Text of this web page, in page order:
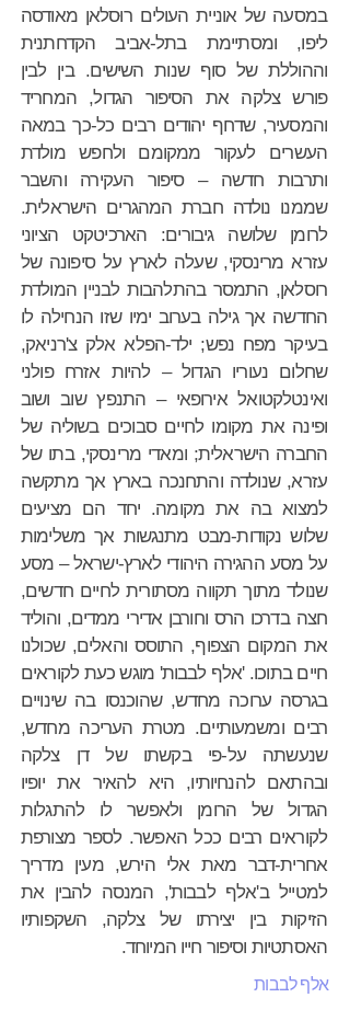
במסעה של אוניית העולים רוּסלאן מאודסה
ליפו, ומסתיימת בתל-אביב הקדחתנית
וההוללת של סוף שנות השישים. בין לבין
פורש צלקה את הסיפור הגדול, המחריד
והמסעיר, שדחף יהודים רבים כל-כך במאה
העשרים לעקור ממקומם ולחפש מולדת
ותרבות חדשה – סיפור העקירה והשבר
שממנו נולדה חברת המהגרים הישראלית.
לרומן שלושה גיבורים: הארכיטקט הציוני
עזרא מרינסקי, שעלה לארץ על סיפונה של
רוסלאן, התמסר בהתלהבות לבניין המולדת
החדשה אך גילה בערוב ימיו שזו הנחילה לו
בעיקר מפח נפש; ילד-הפלא אלק צ'רניאק,
שחלום נעוריו הגדול – להיות אזרח פולני
ואינטלקטואל אירופאי – התנפץ שוב ושוב
ופינה את מקומו לחיים סבוכים בשוליה של
החברה הישראלית; ומאדי מרינסקי, בתו של
עזרא, שנולדה והתחנכה בארץ אך מתקשה
למצוא בה את מקומה. יחד הם מציעים
שלוש נקודות-מבט מתנגשות אך משלימות
על מסע ההגירה היהודי לארץ-ישראל – מסע
שנולד מתוך תקווה מסתורית לחיים חדשים,
חצה בדרכו הרס וחורבן אדירי ממדים, והוליד
את המקום הצפוף, התוסס והאלים, שכולנו
חיים בתוכו. 'אלף לבבות' מוגש כעת לקוראים
בגרסה ערוכה מחדש, שהוכנסו בה שינויים
רבים ומשמעותיים. מטרת העריכה מחדש,
שנעשתה על-פי בקשתו של דן צלקה
ובהתאם להנחיותיו, היא להאיר את יופיו
הגדול של הרומן ולאפשר לו להתגלות
לקוראים רבים ככל האפשר. לספר מצורפת
אחרית-דבר מאת אלי הירש, מעין מדריך
למטייל ב'אלף לבבות', המנסה להבין את
הזיקות בין יצירתו של צלקה, השקפותיו
האסתטיות וסיפור חייו המיוחד.
אלף לבבות